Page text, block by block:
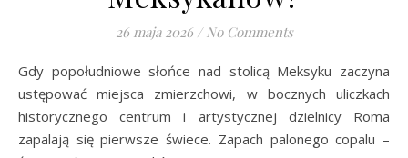
26 maja 2026 / No Comments
Gdy popołudniowe słońce nad stolicą Meksyku zaczyna
ustępować miejsca zmierzchowi, w bocznych uliczkach
historycznego centrum i artystycznej dzielnicy Roma
zapalają się pierwsze świece. Zapach palonego copalu –